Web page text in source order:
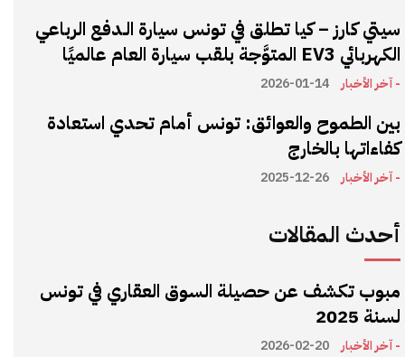
سيتي كارز – كيا تطلق في تونس سيارة الـدفع الرباعي
الكهربائي EV3 المتوَّجة بلقب سيارة العام عالميًا
- آخر الأخبار 2026-01-14
بين الطموح والعوائق: تونس أمام تحدي استعادة
كفاءاتها بالخارج
- آخر الأخبار 2025-12-26
أحدث المقالات
مبوب تكشف عن حصيلة السوق العقاري في تونس
لسنة 2025
- آخر الأخبار 2026-02-20